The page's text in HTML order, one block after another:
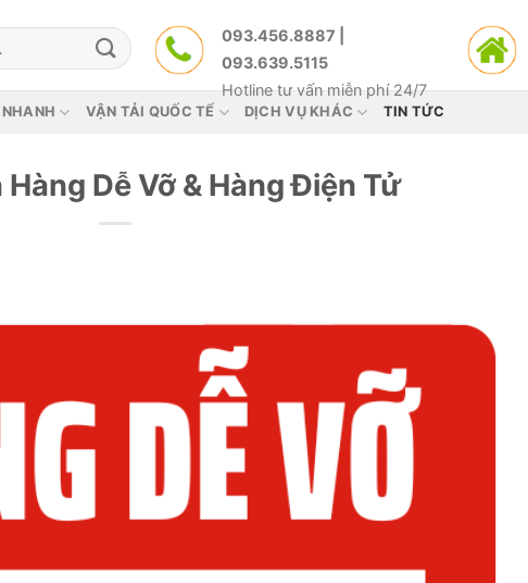
093.456.8887 |
093.639.5115
Hotline tư vấn miễn phí 24/7
VẬN TẢI QUỐC TẾ DỊCH VỤ KHÁC TIN TỨC
Dễ Vỡ & Hàng Điện Tử